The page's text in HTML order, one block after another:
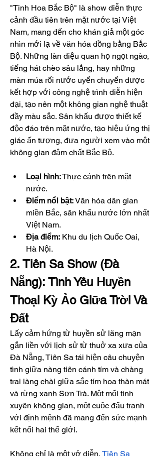
"Tinh Hoa Bắc Bộ" là show diễn thực
cảnh đầu tiên trên mặt nước tại Việt
Nam, mang đến cho khán giả một góc
nhìn mới lạ về văn hóa đồng bằng Bắc
Bộ. Những làn điệu quan họ ngọt ngào,
tiếng hát chèo sâu lắng, hay những
màn múa rối nước uyển chuyển được
kết hợp với công nghệ trình diễn hiện
đại, tạo nên một không gian nghệ thuật
đầy màu sắc. Sân khấu được thiết kế
độc đáo trên mặt nước, tạo hiệu ứng thị
giác ấn tượng, đưa người xem vào một
không gian đậm chất Bắc Bộ.
Loại hình: Thực cảnh trên mặt
nước.
Điểm nổi bật: Văn hóa dân gian
miền Bắc, sân khấu nước lớn nhất
Việt Nam.
Địa điểm: Khu du lịch Quốc Oai,
Hà Nội.
2. Tiên Sa Show (Đà
Nẵng): Tình Yêu Huyền
Thoại Kỳ Ảo Giữa Trời Và
Đất
Lấy cảm hứng từ huyền sử lãng mạn
gắn liền với lịch sử từ thuở xa xưa của
Đà Nẵng, Tiên Sa tái hiện câu chuyện
tình giữa nàng tiên cánh tím và chàng
trai làng chài giữa sắc tím hoa thàn mát
và rừng xanh Sơn Trà. Một mối tình
xuyên không gian, một cuộc đấu tranh
với định mệnh đã mang đến sức mạnh
kết nối hai thế giới.
Không chỉ là một vở diễn, Tiên Sa